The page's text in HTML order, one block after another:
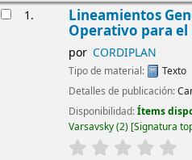
1. Lineamientos
Operativo para el
por CORDIPLAN
Tipo de material:
Texto
Detalles de publicación:
Disponibilidad:Ítems
Varsavsky(2) Signatura